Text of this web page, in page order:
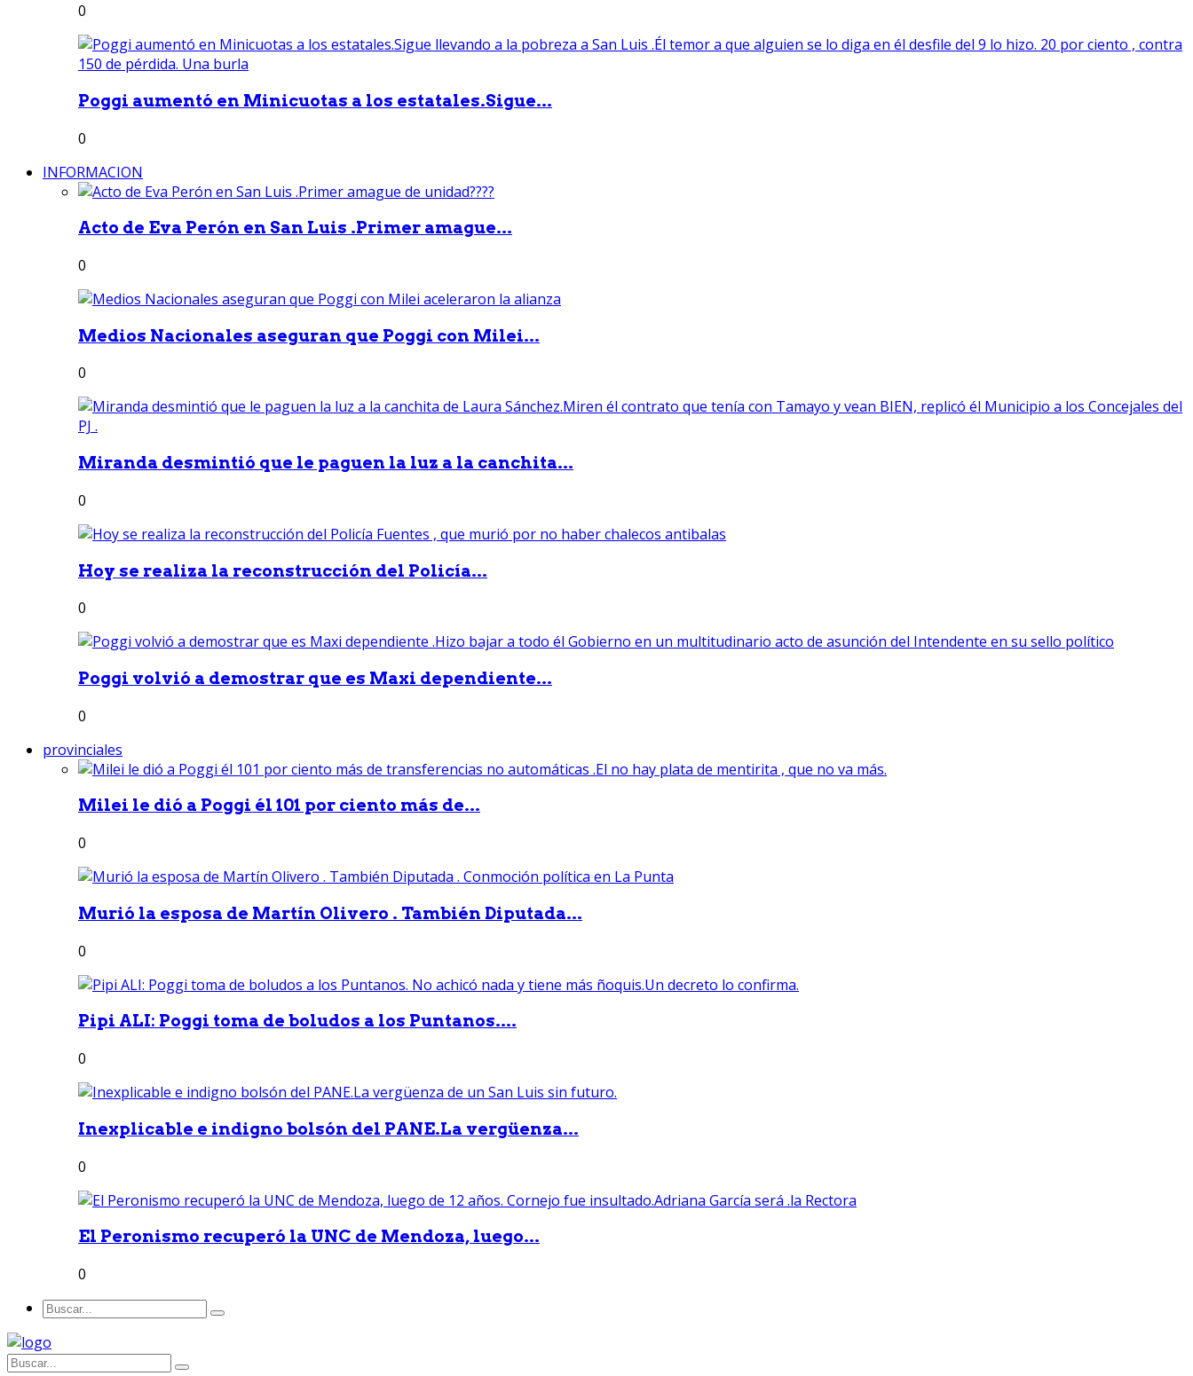
0
Poggi aumentó en Minicuotas a los estatales.Sigue...
0
INFORMACION
Acto de Eva Perón en San Luis .Primer amague...
0
Medios Nacionales aseguran que Poggi con Milei...
0
Miranda desmintió que le paguen la luz a la canchita...
0
Hoy se realiza la reconstrucción del Policía...
0
Poggi volvió a demostrar que es Maxi dependiente...
0
provinciales
Milei le dió a Poggi él 101 por ciento más de...
0
Murió la esposa de Martín Olivero . También Diputada...
0
Pipi ALI: Poggi toma de boludos a los Puntanos....
0
Inexplicable e indigno bolsón del PANE.La vergüenza...
0
El Peronismo recuperó la UNC de Mendoza, luego...
0